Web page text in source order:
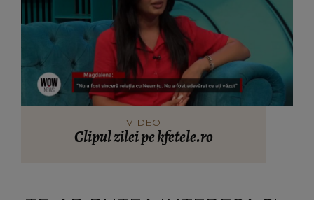
VIDEO
Clipul zilei pe kfetele.ro